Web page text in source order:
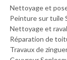
Nettoyage et
Peinture sur tuile
Nettoyage et
Réparation de
Travaux de